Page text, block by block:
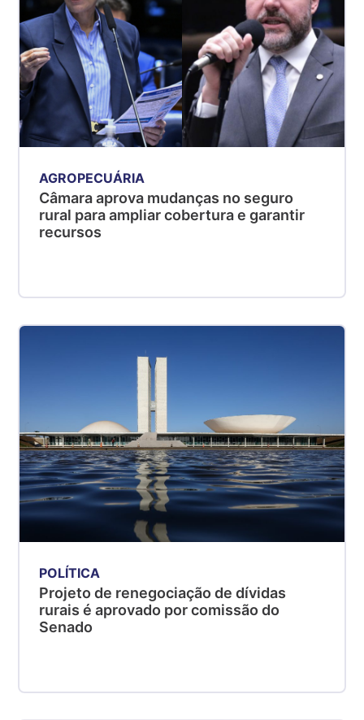
AGROPECUÁRIA
Câmara aprova mudanças no seguro
rural para ampliar cobertura e garantir
recursos
POLÍTICA
Projeto de renegociação de dívidas
rurais é aprovado por comissão do
Senado